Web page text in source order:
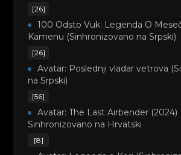
[26]
100 Odsto Vuk: Legenda O
Kamenu (Sinhronizovano na Srpski)
[26]
Avatar: Poslednji vladar vetrova
na Srpski)
[56]
Avatar: The Last Airbender (2024)
Sinhronizovano na Hrvatski
[8]